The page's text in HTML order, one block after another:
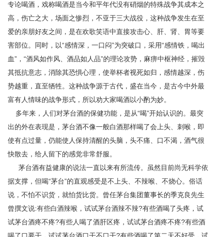
专论喝酒，戏称喝酒是当今和平年代没有硝烟的特殊战争其成本之
高，伤亡之大，场面之惨烈，不亚于三大战役，这种战争发生在至
爱的亲朋好友之间，是在欢歌笑语中直接攻击心、肝、肾、胃等要
害部位。同时，以“感情深，一口闷”为突破口，采用“感情铁，喝出
血”，“酒风如作风、酒品如人品”的理论攻势，麻痹中枢神经，摧毁
其抵抗意志，消除其恐惧心理，使举杯者视死如归，感情越深，伤
势越重，直至牺牲。这种战争源于古代，盛在当今，是古今中外最
富有人情味的战争形式，所以劝大家喝酒以小酌为妙。
多年来，人们对茅台酒的保健功能，是从“喝”开始认识的。最突
出的外在表现是，茅台酒不像一般白酒那样喝了会上头、刺喉，即
使有点过量，仍能使人保持清醒的头脑，头不痛、口不渴，酒气很
快散去，给人留下的感觉非常舒服。
茅台酒有益健康的说法一直以来有所流传。虽然目前尚无科学依
据支撑，但喝“茅台”的直观感受是不上头、不辣喉、不烧心。俗话
说，不怕不识货，就怕货比货。曾任茅台集团董事长的季克良先生
曾撰文说:有些白酒辣喉，试试茅台酒辣不辣?有些酒喝了头疼，试
试茅台酒疼不疼?有些人喝了酒肝区疼，试试茅台酒疼不疼?有些酒